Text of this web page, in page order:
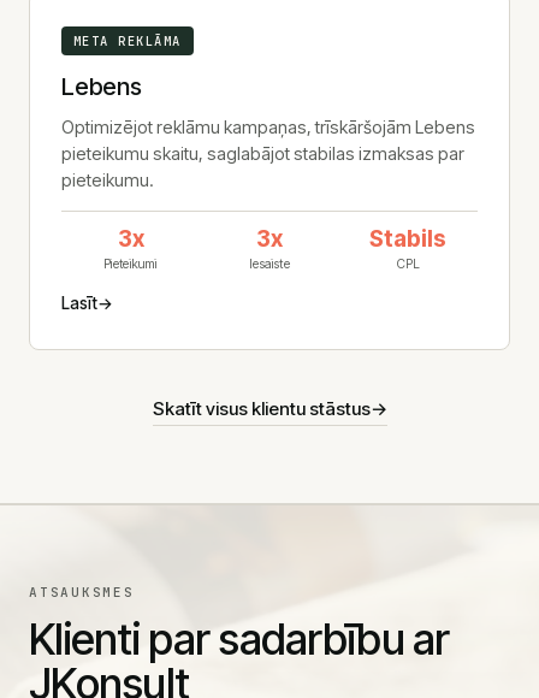
META REKLĀMA
Lebens
Optimizējot reklāmu kampaņas, trīskāršojām Lebens
pieteikumu skaitu, saglabājot stabilas izmaksas par
pieteikumu.
3x
Pieteikumi
3x
Iesaiste
Stabils
CPL
Lasīt→
Skatīt visus klientu stāstus→
ATSAUKSMES
Klienti par sadarbību ar
JKonsult